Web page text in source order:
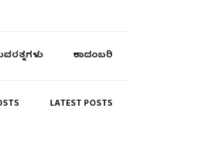
ಕಾದಂಬರಿ
LATEST POSTS